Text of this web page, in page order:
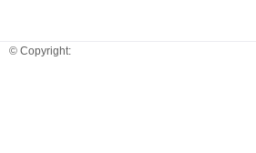
© Copyright: